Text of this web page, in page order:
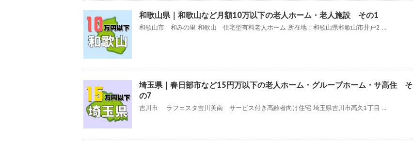
和歌山県｜和歌山など月額10万以下の老人ホーム・老人施設 その1
和歌山市 和みの里 和歌山 住宅型有料老人ホーム 所在地：和歌山県和歌山市井戸2 ...
埼玉県｜春日部市など15円万以下の老人ホーム・グループホーム・サ高住 そ
の7
吉川市 ラフェスタ吉川美南 サービス付き高齢者向け住宅 埼玉県吉川市高久1丁目 ...